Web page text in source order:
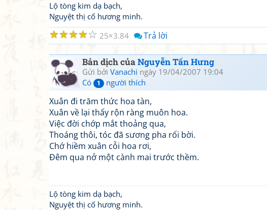
Lộ tòng kim dạ bạch,
Nguyệt thị cố hương minh.
☆
☆
☆
☆
☆ 25 3.84 Trả lời
Bản dịch củaNguyễn Tấn Hưng
Gửi bởi Vanachi ngày 19/04/2007 19:04
Có
1 người thích
Xuân đi trăm thức hoa tàn,
Xuân về lại thấy rộn ràng muôn hoa.
Việc đời chớp mắt thoảng qua,
Thoáng thôi, tóc đã sương pha rối bời.
Chớ hiềm xuân cỗi hoa rơi,
Đêm qua nở một cành mai trước thềm.
Lộ tòng kim dạ bạch,
Nguyệt thị cố hương minh.